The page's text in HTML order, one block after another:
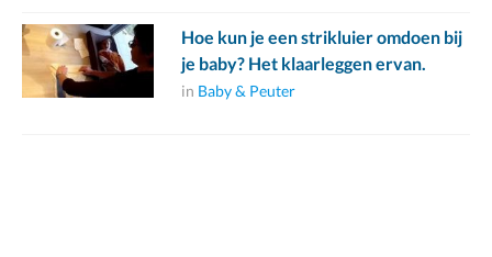
Hoe kun je een strikluier omdoen bij
je baby? Het klaarleggen ervan.
in Baby & Peuter